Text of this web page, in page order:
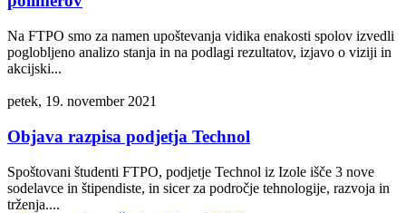
Na FTPO smo za namen upoštevanja vidika enakosti spolov izvedli
poglobljeno analizo stanja in na podlagi rezultatov, izjavo o viziji in
akcijski...
petek, 19. november 2021
Objava razpisa podjetja Technol
Spoštovani študenti FTPO, podjetje Technol iz Izole išče 3 nove
sodelavce in štipendiste, in sicer za področje tehnologije, razvoja in
trženja....